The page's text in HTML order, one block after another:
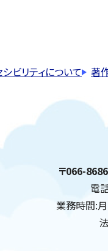
シビリティについて 著
住所:
〒066-
電
業務時間: